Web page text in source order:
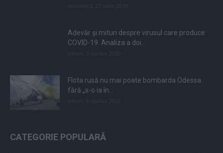
Adevăr și mituri despre virusul care produce
COVID-19. Analiza a doi...
Flota rusă nu mai poate bombarda Odessa
fără „s-o ia în...
CATEGORIE POPULARĂ